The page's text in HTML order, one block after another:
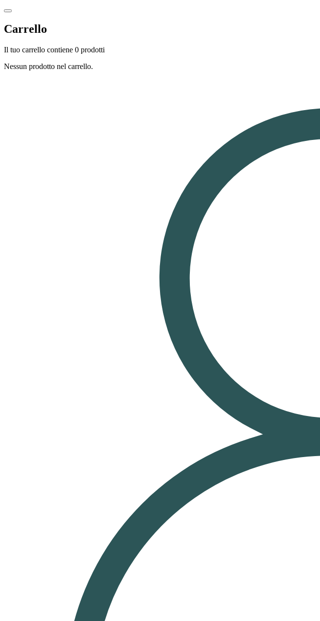
Carrello
Il tuo carrello contiene 0 prodotti
Nessun prodotto nel carrello.